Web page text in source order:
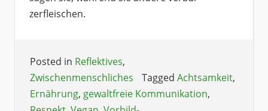
zerfleischen.
Posted in Reflektives,
Zwischenmenschliches
Tagged Achtsamkeit,
Ernährung, gewaltfreie Kommunikation,